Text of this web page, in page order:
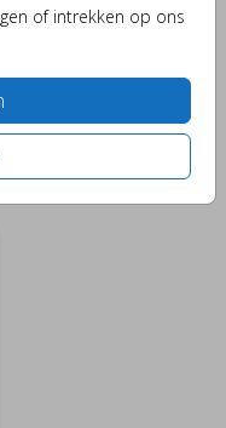
of intrekken op ons